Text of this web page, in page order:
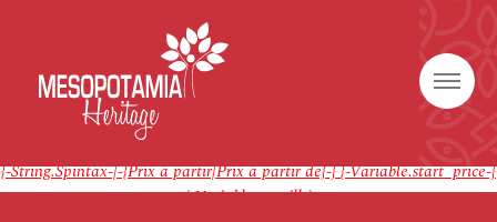
Commander Du Vardenafil – Meilleure offre sur Generics
Générique {-Variable.pillname-}
Note4.{-Random.Int-|-1-|-9-}
{-Random.Int-|-44-
{-String.Spintax-|-{Prix à partir|Prix à partir de}-}{-Variable.start_price-}
{-Variable.perpill-}